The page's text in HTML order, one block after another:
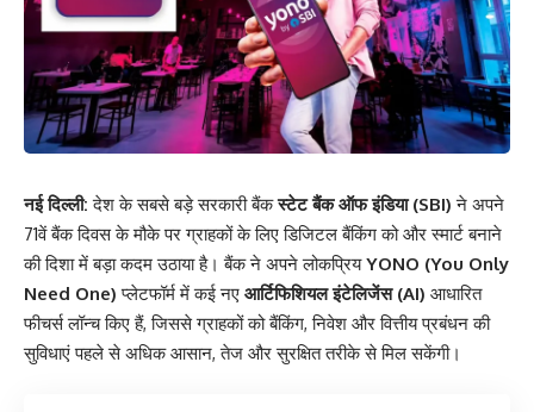
नई दिल्ली: देश के सबसे बड़े सरकारी बैंकस्टेट बैंक ऑफ इंडिया (SBI) ने अपने
71वें बैंक दिवस के मौके पर ग्राहकों के लिए डिजिटल बैंकिंग को और स्मार्ट बनाने
की दिशा में बड़ा कदम उठाया है। बैंक ने अपने लोकप्रियYONO (You Only
Need One) प्लेटफॉर्म में कई नए आर्टिफिशियल इंटेलिजेंस (AI) आधारित
फीचर्स लॉन्च किए हैं, जिससे ग्राहकों को बैंकिंग, निवेश और वित्तीय प्रबंधन की
सुविधाएं पहले से अधिक आसान, तेज और सुरक्षित तरीके से मिल सकेंगी।